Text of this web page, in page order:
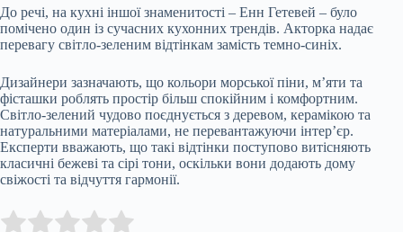
До речі, на кухні іншої знаменитості – Енн Гетевей – було
помічено один із сучасних кухонних трендів. Акторка надає
перевагу світло-зеленим відтінкам замість темно-синіх.
Дизайнери зазначають, що кольори морської піни, м’яти та
фісташки роблять простір більш спокійним і комфортним.
Світло-зелений чудово поєднується з деревом, керамікою та
натуральними матеріалами, не перевантажуючи інтер’єр.
Експерти вважають, що такі відтінки поступово витісняють
класичні бежеві та сірі тони, оскільки вони додають дому
свіжості та відчуття гармонії.
Rate this item: